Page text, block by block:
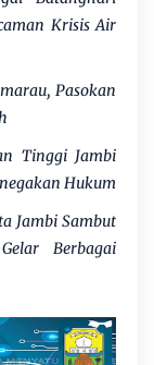
Krisis Air
Pasokan
Tinggi Jambi
Hukum
Jambi Sambut
Berbagai